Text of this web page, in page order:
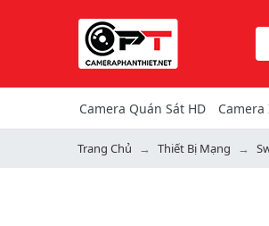
Camera Quán Sát HD Camera
Trang Chủ Thiết Bị Mạng